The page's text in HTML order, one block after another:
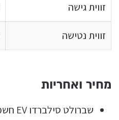
זווית גישה
זווית נטישה
מחיר ואחריות